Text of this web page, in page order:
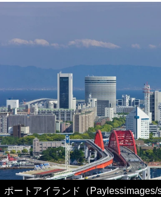
ポートアイランド（Paylessimages/